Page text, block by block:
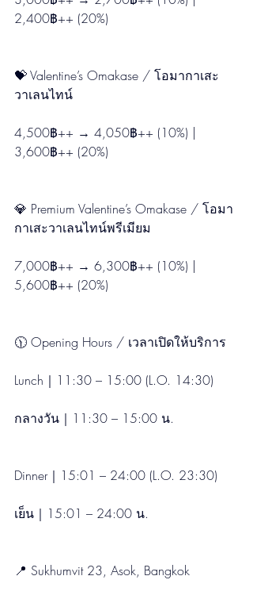
2,400฿++ (20%)
💝 Valentine’s Omakase / โอมากาเสะ
วาเลนไทน์
4,500฿++ → 4,050฿++ (10%) |
3,600฿++ (20%)
💎 Premium Valentine’s Omakase / โอมา
กาเสะวาเลนไทน์พรีเมียม
7,000฿++ → 6,300฿++ (10%) |
5,600฿++ (20%)
🕦 Opening Hours / เวลาเปิดให้บริการ
Lunch｜11:30 – 15:00 (L.O. 14:30)
กลางวัน｜11:30 – 15:00 น.
Dinner｜15:01 – 24:00 (L.O. 23:30)
เย็น｜15:01 – 24:00 น.
📍 Sukhumvit 23, Asok, Bangkok